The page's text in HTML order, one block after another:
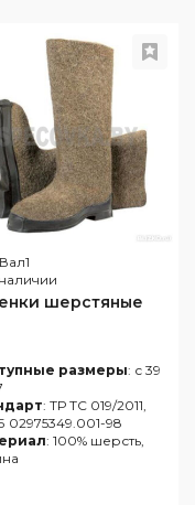
шерстяные
размеры: с 39
: ТР ТС 019/2011,
02975349.001-98
: 100% шерсть,